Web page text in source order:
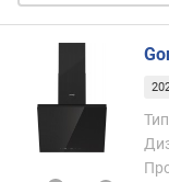
/
м
н